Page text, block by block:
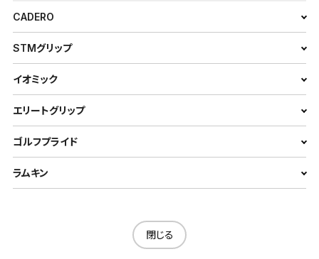
CADERO
STMグリップ
イオミック
エリートグリップ
ゴルフプライド
ラムキン
閉じる